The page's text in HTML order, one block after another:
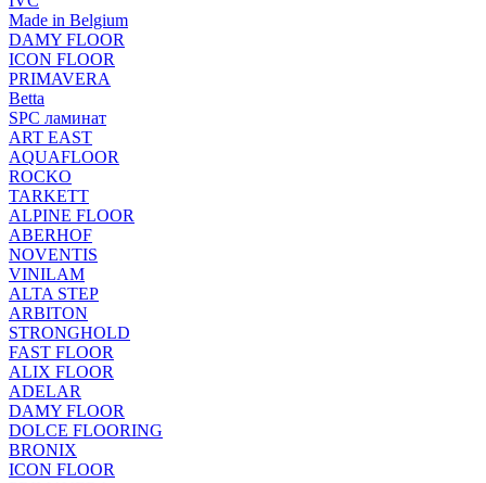
Made in Belgium
DAMY FLOOR
ICON FLOOR
PRIMAVERA
Betta
SPC ламинат
ART EAST
AQUAFLOOR
ROCKO
TARKETT
ALPINE FLOOR
ABERHOF
NOVENTIS
VINILAM
ALTA STEP
ARBITON
STRONGHOLD
FAST FLOOR
ALIX FLOOR
ADELAR
DAMY FLOOR
DOLCE FLOORING
BRONIX
ICON FLOOR